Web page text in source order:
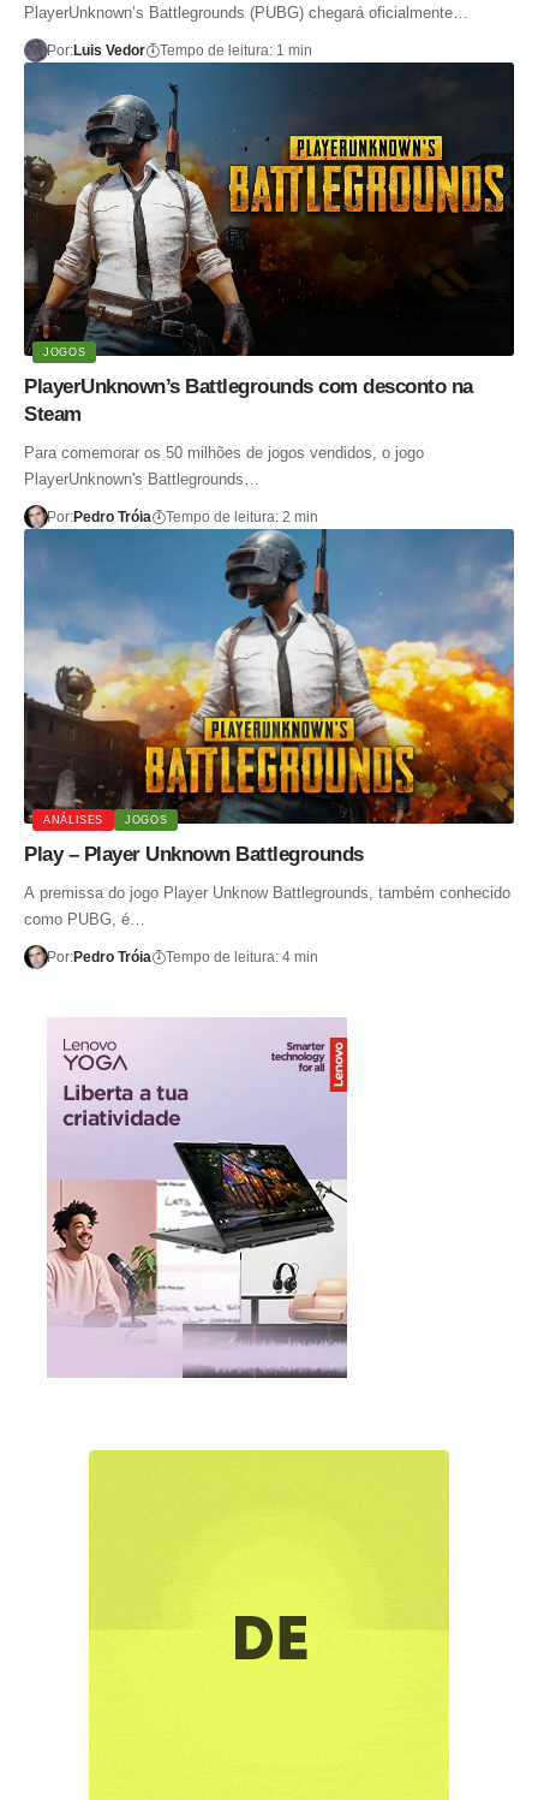
PlayerUnknown’s Battlegrounds (PUBG) chegará oficialmente…
Por:Luis Vedor Tempo de leitura: 1 min
JOGOS
PlayerUnknown’s Battlegrounds com desconto na
Steam
Para comemorar os 50 milhões de jogos vendidos, o jogo
PlayerUnknown's Battlegrounds…
Por:Pedro Tróia Tempo de leitura: 2 min
ANÁLISES JOGOS
Play – Player Unknown Battlegrounds
A premissa do jogo Player Unknow Battlegrounds, também conhecido
como PUBG, é…
Por:Pedro Tróia Tempo de leitura: 4 min